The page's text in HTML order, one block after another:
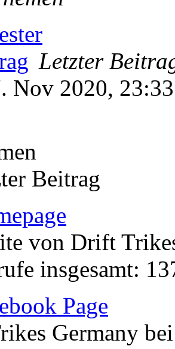
Letzter
Nov 2020, 23:33
Beitrag
von Drift
insgesamt:
Page
Germany